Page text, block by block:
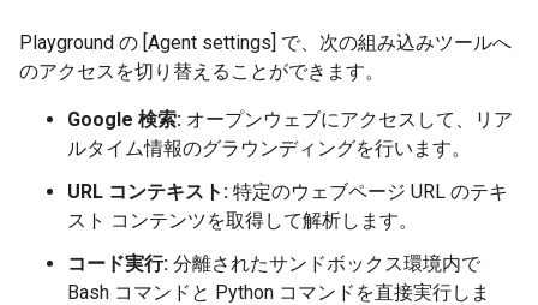
Playground の [Agent settings] で、次の組み込みツールへ
のアクセスを切り替えることができます。
Google 検索: オープンウェブにアクセスして、リア
ルタイム情報のグラウンディングを行います。
URL コンテキスト: 特定のウェブページ URL のテキ
スト コンテンツを取得して解析します。
コード実行: 分離されたサンドボックス環境内で
Bash コマンドと Python コマンドを直接実行しま